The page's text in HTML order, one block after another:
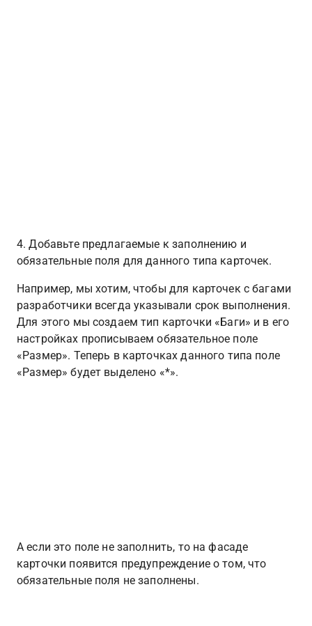
4. Добавьте предлагаемые к заполнению и
обязательные поля для данного типа карточек.
Например, мы хотим, чтобы для карточек с багами
разработчики всегда указывали срок выполнения.
Для этого мы создаем тип карточки «Баги» и в его
настройках прописываем обязательное поле
«Размер». Теперь в карточках данного типа поле
«Размер» будет выделено «*».
А если это поле не заполнить, то на фасаде
карточки появится предупреждение о том, что
обязательные поля не заполнены.